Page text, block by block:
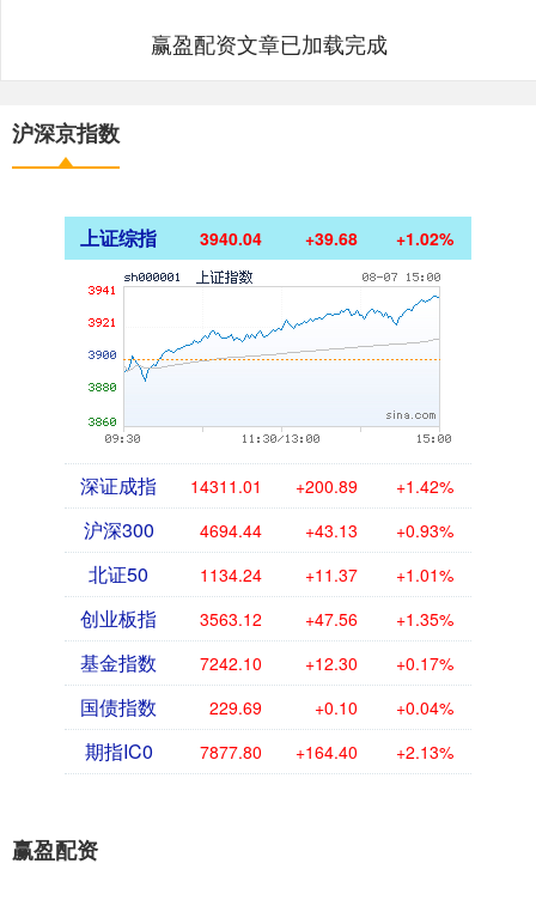
赢盈配资文章已加载完成
沪深京指数
上证综指 3940.04 +39.68 +1.02%
深证成指 14311.01 +200.89 +1.42%
沪深300 4694.44 +43.13 +0.93%
北证50 1134.24 +11.37 +1.01%
创业板指 3563.12 +47.56 +1.35%
基金指数 7242.10 +12.30 +0.17%
国债指数 229.69 +0.10 +0.04%
期指IC0 7877.80 +164.40 +2.13%
赢盈配资